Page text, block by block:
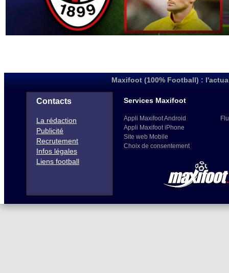
Maxifoot (100% Football) :
Contacts
La rédaction
Publicité
Recrutement
Infos légales
Liens football
Services Maxifoot
Appli Maxifoot Android
Appli Maxifoot iPhone
Site web Mobile
Choix de consentement